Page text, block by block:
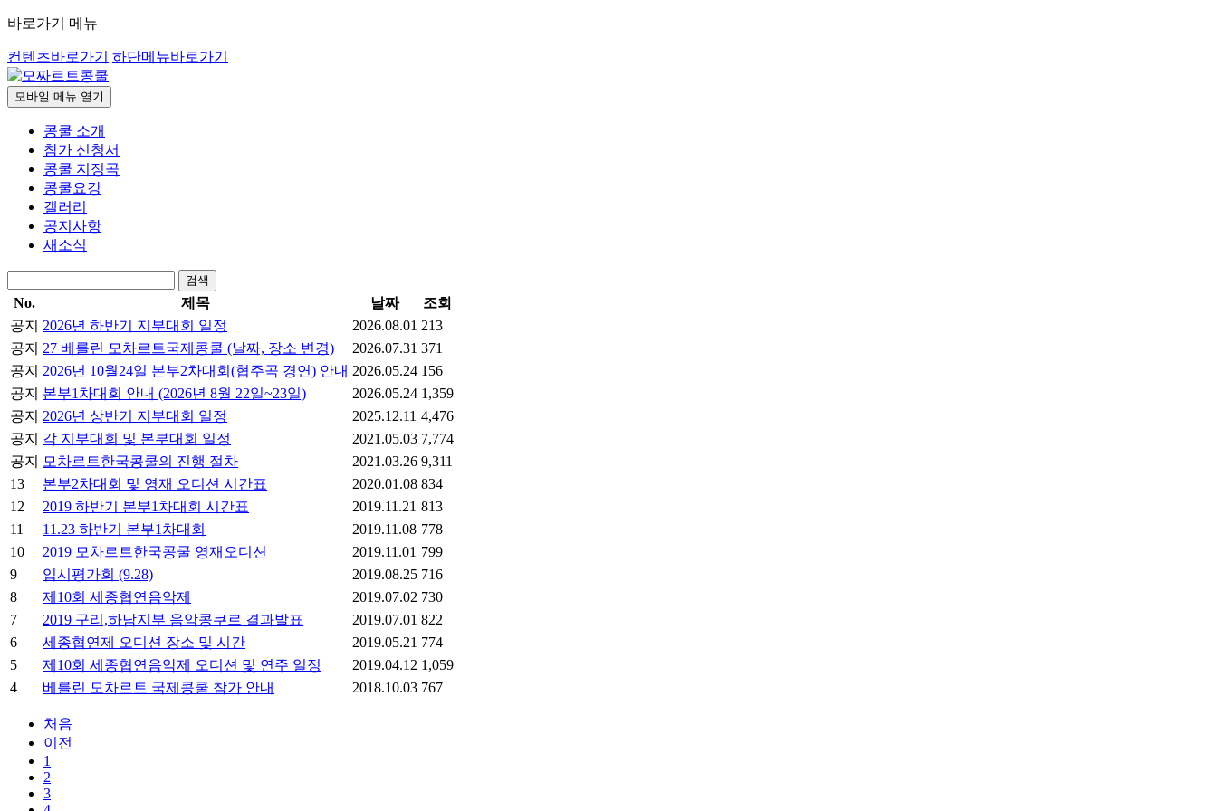
바로가기 메뉴
컨텐츠바로가기 하단메뉴바로가기
모바일 메뉴 열기
콩쿨 소개
참가 신청서
콩쿨 지정곡
콩쿨요강
갤러리
공지사항
새소식
검색
No. 제목 날짜
조회
공지
2026년 하반기 지부대회 일정 2026.08.01 213
공지
27 베를린 모차르트국제콩쿨 (날짜, 장소 변경) 2026.07.31 371
공지
2026년 10월24일 본부2차대회(협주곡 경연) 안내 2026.05.24 156
공지
본부1차대회 안내 (2026년 8월 22일~23일) 2026.05.24 1,359
공지
2026년 상반기 지부대회 일정 2025.12.11 4,476
공지
각 지부대회 및 본부대회 일정 2021.05.03 7,774
공지
모차르트한국콩쿨의 진행 절차 2021.03.26 9,311
13
본부2차대회 및 영재 오디션 시간표 2020.01.08 834
12
2019 하반기 본부1차대회 시간표 2019.11.21 813
11
11.23 하반기 본부1차대회 2019.11.08 778
10
2019 모차르트한국콩쿨 영재오디션 2019.11.01 799
9
입시평가회 (9.28) 2019.08.25 716
8
제10회 세종협연음악제 2019.07.02 730
7
2019 구리,하남지부 음악콩쿠르 결과발표 2019.07.01 822
6
세종협연제 오디션 장소 및 시간 2019.05.21 774
5
제10회 세종협연음악제 오디션 및 연주 일정 2019.04.12 1,059
4
베를린 모차르트 국제콩쿨 참가 안내 2018.10.03 767
처음
이전
1
2
3